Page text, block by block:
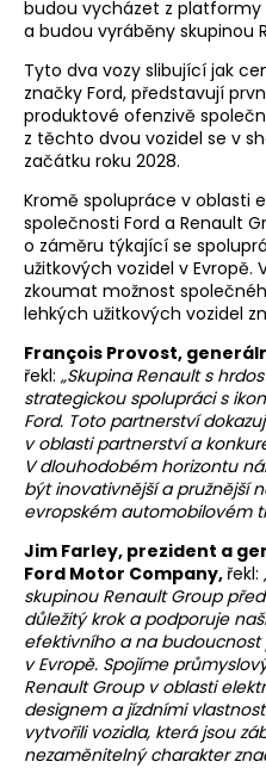
budou vycházet z platformy
a budou vyráběny skupinou
Tyto dva vozy slibující jak
značky Ford, představují
produktové ofenzivě
z těchto dvou vozidel se v
začátku roku 2028.
Kromě spolupráce v oblasti
společnosti Ford a Renault
o záměru týkající se
užitkových vozidel v
zkoumat možnost
lehkých užitkových vozidel
François Provost,
řekl: „Skupina Renault s
strategickou spolupráci s
Ford. Toto partnerství
v oblasti partnerství a
V dlouhodobém horizontu
být inovativnější a pružnější
evropském automobilovém
Jim Farley, prezident a
Ford Motor Company, řekl:
skupinou Renault Group
důležitý krok a podporuje
efektivního a na
v Evropě. Spojíme
Renault Group v oblasti
designem a jízdními
vytvořili vozidla, která jsou
nezaměnitelný charakter